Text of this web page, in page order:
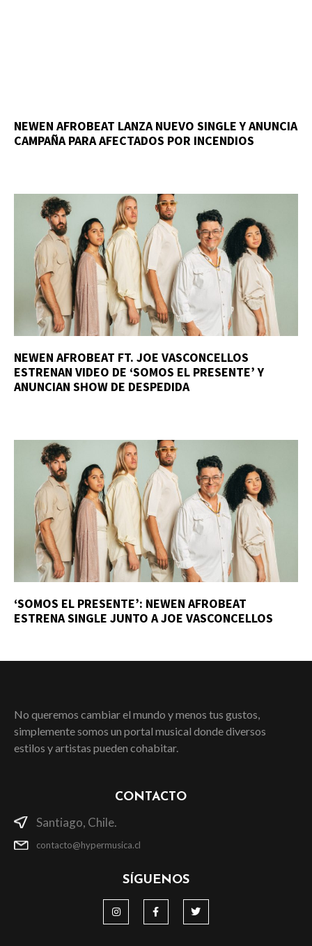
NEWEN AFROBEAT LANZA NUEVO SINGLE Y ANUNCIA
CAMPAÑA PARA AFECTADOS POR INCENDIOS
NEWEN AFROBEAT FT. JOE VASCONCELLOS
ESTRENAN VIDEO DE ‘SOMOS EL PRESENTE’ Y
ANUNCIAN SHOW DE DESPEDIDA
‘SOMOS EL PRESENTE’: NEWEN AFROBEAT
ESTRENA SINGLE JUNTO A JOE VASCONCELLOS
No queremos cambiar el mundo y menos tus gustos,
simplemente somos un portal musical donde diversos
estilos y artistas pueden cohabitar.
CONTACTO
Santiago, Chile.
contacto@hypermusica.cl
SÍGUENOS